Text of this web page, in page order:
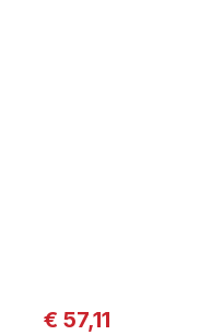
Regulärer Preis:
€ 57,11